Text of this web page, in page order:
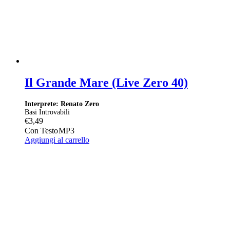
Il Grande Mare (Live Zero 40)
Interprete: Renato Zero
Basi Introvabili
€3,49
Con TestoMP3
Aggiungi al carrello